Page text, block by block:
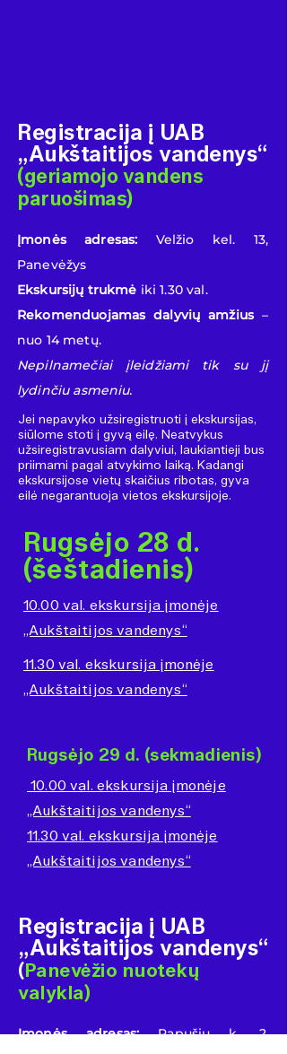
Registracija į UAB
„Aukštaitijos vandenys“
(geriamojo vandens
paruošimas)
Įmonės adresas: Velžio kel. 13,
Panevėžys
Ekskursijų trukmė iki 1.30 val.
Rekomenduojamas dalyvių amžius–
nuo 14 metų.
Nepilnamečiai įleidžiami tik su jį
lydinčiu asmeniu.
Jei nepavyko užsiregistruoti į ekskursijas,
siūlome stoti į gyvą eilę. Neatvykus
užsiregistravusiam dalyviui, laukiantieji bus
priimami pagal atvykimo laiką. Kadangi
ekskursijose vietų skaičius ribotas, gyva
eilė negarantuoja vietos ekskursijoje.
Rugsėjo 28 d.
(šeštadienis)
10.00 val. ekskursija įmonėje
„Aukštaitijos vandenys“
11.30 val. ekskursija įmonėje
„Aukštaitijos vandenys“
Rugsėjo 29 d. (sekmadienis)
10.00 val. ekskursija įmonėje
„Aukštaitijos vandenys“
11.30 val. ekskursija įmonėje
„Aukštaitijos vandenys“
Registracija į UAB
„Aukštaitijos vandenys“
( Panevėžio nuotekų
valykla)
Įmonės adresas:Papušių k. 2,